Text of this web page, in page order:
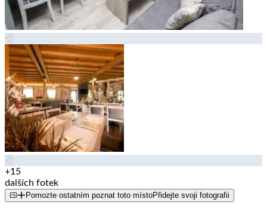
+15
dalších fotek
Pomozte ostatním poznat toto místoPřidejte svoji fotografii